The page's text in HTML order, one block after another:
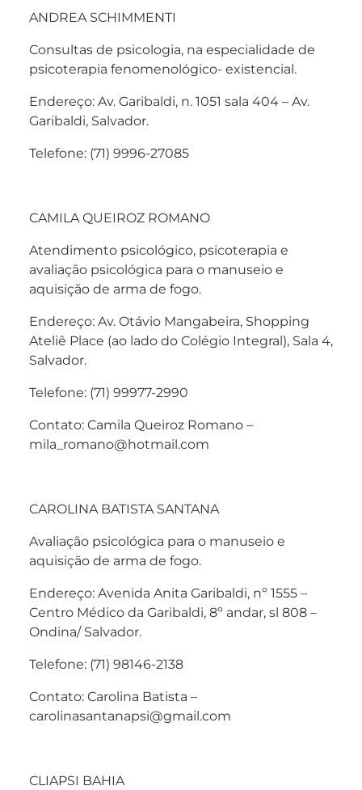
ANDREA SCHIMMENTI
Consultas de psicologia, na especialidade de
psicoterapia fenomenológico- existencial.
Endereço: Av. Garibaldi, n. 1051 sala 404 – Av.
Garibaldi, Salvador.
Telefone: (71) 9996-27085
CAMILA QUEIROZ ROMANO
Atendimento psicológico, psicoterapia e
avaliação psicológica para o manuseio e
aquisição de arma de fogo.
Endereço: Av. Otávio Mangabeira, Shopping
Ateliê Place (ao lado do Colégio Integral), Sala 4,
Salvador.
Telefone: (71) 99977-2990
Contato: Camila Queiroz Romano –
mila_romano@hotmail.com
CAROLINA BATISTA SANTANA
Avaliação psicológica para o manuseio e
aquisição de arma de fogo.
Endereço: Avenida Anita Garibaldi, nº 1555 –
Centro Médico da Garibaldi, 8º andar, sl 808 –
Ondina/ Salvador.
Telefone: (71) 98146-2138
Contato: Carolina Batista –
carolinasantanapsi@gmail.com
CLIAPSI BAHIA